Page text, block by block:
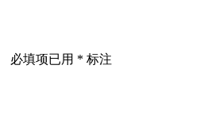
必填项已用 * 标注